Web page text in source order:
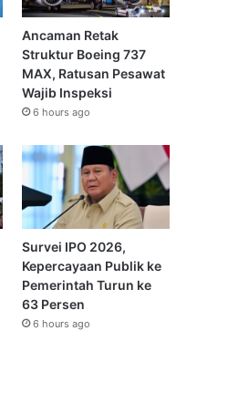
Ancaman Retak
Struktur Boeing 737
MAX, Ratusan Pesawat
Wajib Inspeksi
6 hours ago
Survei IPO 2026,
Kepercayaan Publik ke
Pemerintah Turun ke
63 Persen
6 hours ago